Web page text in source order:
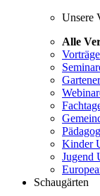
Unsere
Alle
Vorträge
Kinder
Jugend
Schaugärten